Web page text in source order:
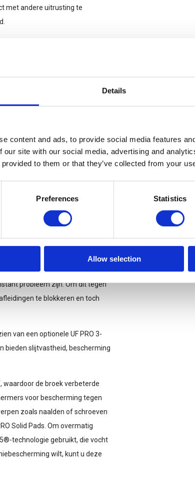
Details
content and ads, to provide social media features
our site with our social media, advertising and
to them or that they’ve collected from your
Preferences Statistics
Allow selection
met andere uitrusting te
broek kan worden vastgezet,
is compatibel met holsters of
versterkte gesp die het
prioriteit aan functionaliteit
meszakken. Deze grote zijzakken
van kleinere spullen en
tegen insecten en
afstand worden gehouden,
ventilatieopeningen in de
kan stromen.
probleem zijn. Om dit tegen
te blokkeren en toch
van een optionele UF PRO 3-
bieden slijtvastheid, bescherming
waardoor de broek verbeterde
voor bescherming tegen
zoals naalden of schroeven
Solid Pads. Om overmatig
technologie gebruikt, die vocht
wilt, kunt u deze